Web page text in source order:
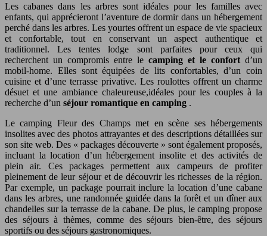
Les cabanes dans les arbres sont idéales pour les familles avec
enfants, qui apprécieront l’aventure de dormir dans un hébergement
perché dans les arbres. Les yourtes offrent un espace de vie spacieux
et confortable, tout en conservant un aspect authentique et
traditionnel. Les tentes lodge sont parfaites pour ceux qui
recherchent un compromis entre le camping et le confort d’un
mobil-home. Elles sont équipées de lits confortables, d’un coin
cuisine et d’une terrasse privative. Les roulottes offrent un charme
désuet et une ambiance chaleureuse,idéales pour les couples à la
recherche d’un séjour romantique en camping .
Le camping Fleur des Champs met en scène ses hébergements
insolites avec des photos attrayantes et des descriptions détaillées sur
son site web. Des « packages découverte » sont également proposés,
incluant la location d’un hébergement insolite et des activités de
plein air. Ces packages permettent aux campeurs de profiter
pleinement de leur séjour et de découvrir les richesses de la région.
Par exemple, un package pourrait inclure la location d’une cabane
dans les arbres, une randonnée guidée dans la forêt et un dîner aux
chandelles sur la terrasse de la cabane. De plus, le camping propose
des séjours à thèmes, comme des séjours bien-être, des séjours
sportifs ou des séjours gastronomiques.